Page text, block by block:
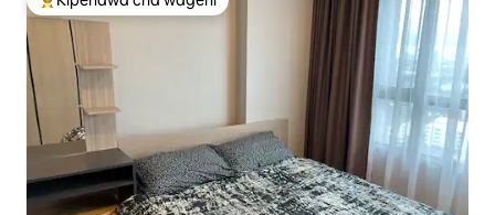
Kipendwa maarufu cha wageni